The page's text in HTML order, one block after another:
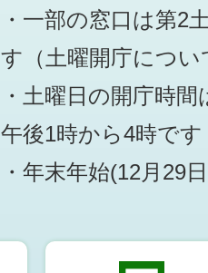
・一部の窓口は第2
す （土曜開庁につ
・土曜日の開庁時
午後1時から4時です
・年末年始(12月29